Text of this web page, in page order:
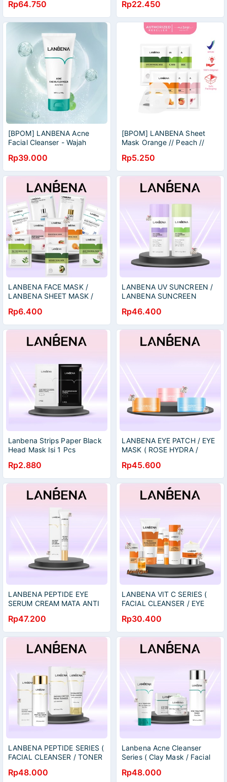
Rp64.750 Rp22.450
[BPOM] LANBENA Acne
Facial Cleanser - Wajah
Rp39.000
[BPOM] LANBENA Sheet
Mask Orange // Peach //
// Aloe Vera // Tea Tree //
Pore Treatment
Rp5.250
LANBENA FACE MASK /
LANBENA SHEET MASK /
FACIAL MASK ALL VARIAN
25m
Rp6.400
LANBENA UV SUNCREEN /
LANBENA SUNCREEN
Rp46.400
Lanbena Strips Paper Black
Head Mask Isi 1 Pcs
Rp2.880
LANBENA EYE PATCH / EYE
MASK ( ROSE HYDRA /
BLACK PEARL ) ISI 60 PC
Rp45.600
LANBENA PEPTIDE EYE
SERUM CREAM MATA ANTI
Rp47.200
LANBENA VIT C SERIES (
FACIAL CLEANSER / EYE
TONER / CREAM )
Rp30.400
LANBENA PEPTIDE SERIES (
FACIAL CLEANSER / TONER
Rp48.000
Lanbena Acne Cleanser
Series ( Clay Mask / Facial
Rp48.000